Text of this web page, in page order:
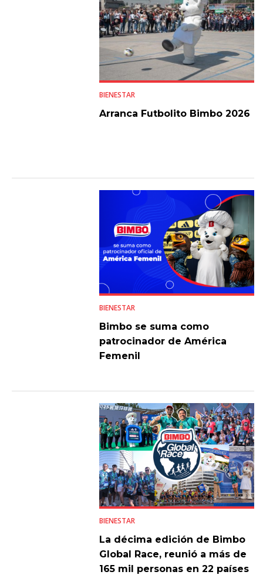
BIENESTAR
Arranca Futbolito Bimbo 2026
BIENESTAR
Bimbo se suma como
patrocinador de América
Femenil
BIENESTAR
La décima edición de Bimbo
Global Race, reunió a más de
165 mil personas en 22 países